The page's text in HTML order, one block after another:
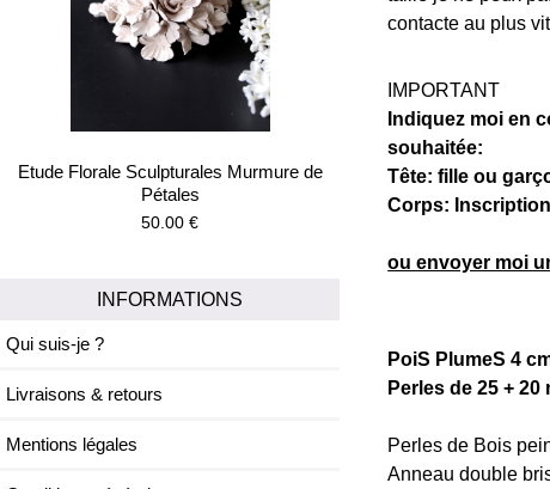
Etude Florale Sculpturales Murmure de
Pétales
50.00 €
INFORMATIONS
Qui suis-je ?
Livraisons & retours
Mentions légales
contacte au plus
IMPORTANT
Indiquez moi en
souhaitée:
Tête: fille ou
Corps: Inscription
ou envoyer moi
PoiS PlumeS 4
Perles de 25 + 20
Perles de Bois
Anneau double